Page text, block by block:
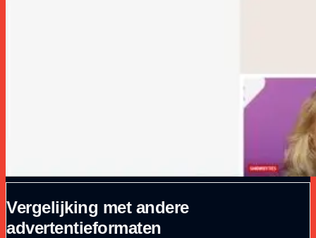
Vergelijking met andere
advertentieformaten